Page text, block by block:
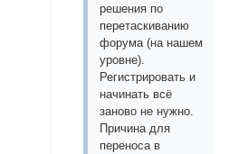
решения по
перетаскиванию
форума (на нашем
уровне).
Регистрировать и
начинать всё
заново не нужно.
Причина для
переноса в